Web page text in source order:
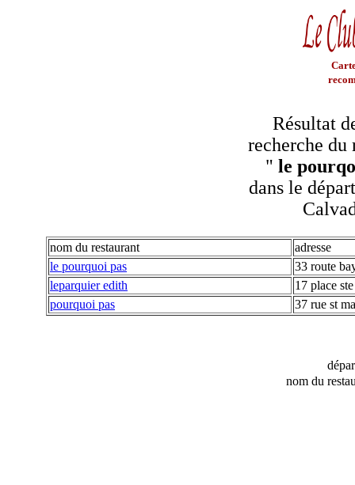
Résultat
recherche du
" le
dans le
nom du restaurant
adresse
le pourquoi pas
33 route
leparquier edith
17 place
pourquoi pas
37 rue st
nom du